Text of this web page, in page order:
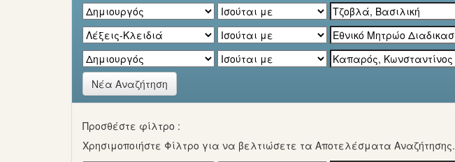
Νέα Αναζήτηση
Προσθέστε φίλτρο :
Χρησιμοποιήστε Φίλτρο για να βελτιώσετε τα Αποτελέσματα Αναζήτησης.